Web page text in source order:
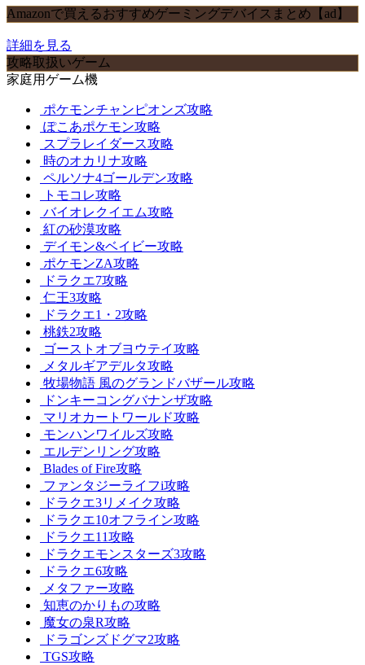
Amazonで買えるおすすめゲーミングデバイスまとめ【ad】
詳細を見る
攻略取扱いゲーム
家庭用ゲーム機
ポケモンチャンピオンズ攻略
ぽこあポケモン攻略
スプラレイダース攻略
時のオカリナ攻略
ペルソナ4ゴールデン攻略
トモコレ攻略
バイオレクイエム攻略
紅の砂漠攻略
デイモン&ベイビー攻略
ポケモンZA攻略
ドラクエ7攻略
仁王3攻略
ドラクエ1・2攻略
桃鉄2攻略
ゴーストオブヨウテイ攻略
メタルギアデルタ攻略
牧場物語 風のグランドバザール攻略
ドンキーコングバナンザ攻略
マリオカートワールド攻略
モンハンワイルズ攻略
エルデンリング攻略
Blades of Fire攻略
ファンタジーライフi攻略
ドラクエ3リメイク攻略
ドラクエ10オフライン攻略
ドラクエ11攻略
ドラクエモンスターズ3攻略
ドラクエ6攻略
メタファー攻略
知恵のかりもの攻略
魔女の泉R攻略
ドラゴンズドグマ2攻略
TGS攻略